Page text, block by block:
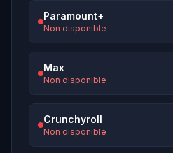
Paramount+
Non disponible
Max
Non disponible
Crunchyroll
Non disponible